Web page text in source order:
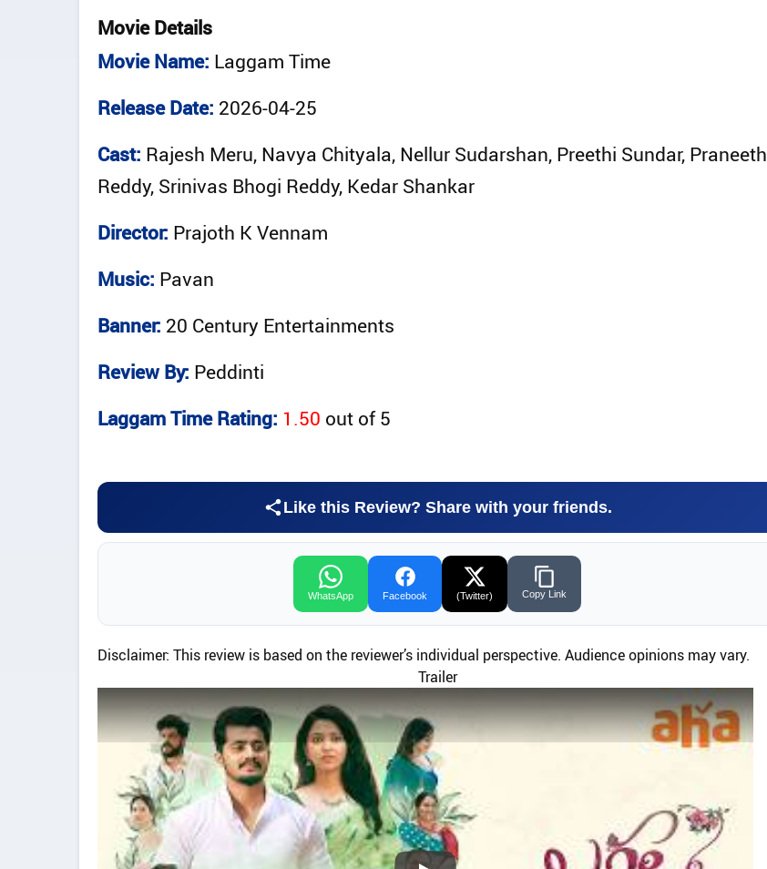
Movie Details
Movie Name: Laggam Time
Release Date: 2026-04-25
Cast: Rajesh Meru, Navya Chityala, Nellur Sudarshan, Preethi Sundar, Praneeth
Reddy, Srinivas Bhogi Reddy, Kedar Shankar
Director: Prajoth K Vennam
Music: Pavan
Banner: 20 Century Entertainments
Review By: Peddinti
Laggam Time Rating: 1.50 out of5
Like this Review? Share with your friends.
WhatsApp Facebook (Twitter) Copy Link
Disclaimer: This review is based on the reviewer’s individual perspective. Audience opinions may vary.
Trailer